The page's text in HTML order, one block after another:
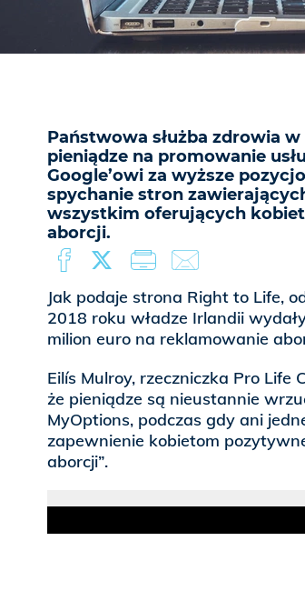
Państwowa służba zdrowia
pieniądze na promowanie
Google’owi za wyższe
spychanie stron
wszystkim oferujących
aborcji.
Jak podaje strona Right to Life,
2018 roku władze Irlandii
milion euro na reklamowanie
Eilís Mulroy, rzeczniczka Pro Life
że pieniądze są nieustannie
MyOptions, podczas gdy ani
zapewnienie kobietom
aborcji”.